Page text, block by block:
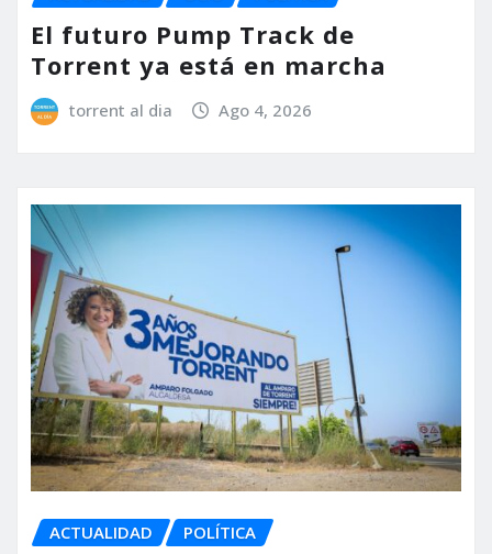
El futuro Pump Track de
Torrent ya está en marcha
torrent al dia Ago 4, 2026
ACTUALIDAD POLÍTICA